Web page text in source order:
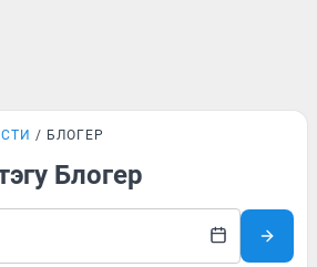
БЛОГЕР
Блогер